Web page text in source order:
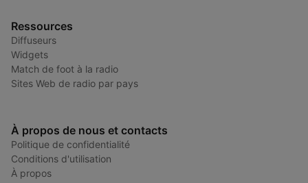
Ressources
Diffuseurs
Widgets
Match de foot à la radio
Sites Web de radio par pays
À propos de nous et contacts
Politique de confidentialité
Conditions d'utilisation
À propos